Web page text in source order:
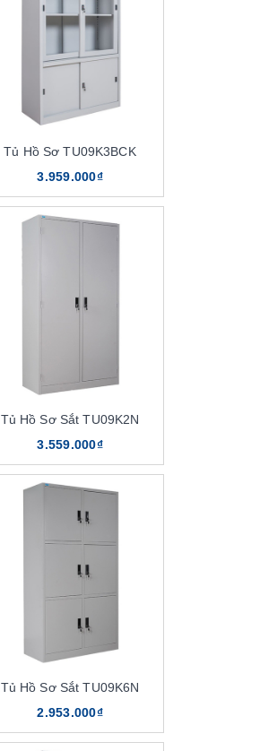
Tủ Hồ Sơ TU09K3BCK
3.959.000₫
Tủ Hồ Sơ Sắt TU09K2N
3.559.000₫
Tủ Hồ Sơ Sắt TU09K6N
2.953.000₫